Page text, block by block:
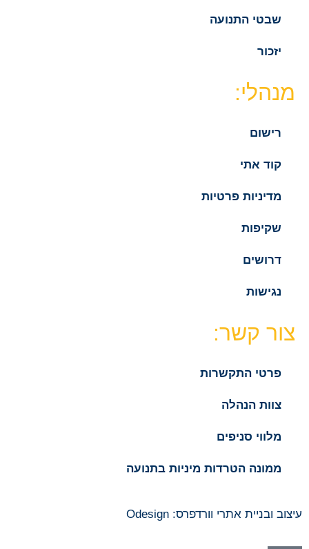
שבטי התנועה
יזכור
מנהלי:
רישום
קוד אתי
מדיניות פרטיות
שקיפות
דרושים
נגישות
צור קשר:
פרטי התקשרות
צוות הנהלה
מלווי סניפים
ממונה הטרדות מיניות בתנועה
עיצוב ובניית אתרי וורדפרס: Odesign